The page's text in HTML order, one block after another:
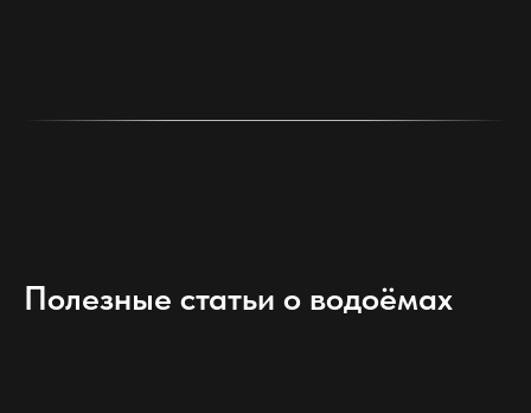
Полезные статьи о водоёмах